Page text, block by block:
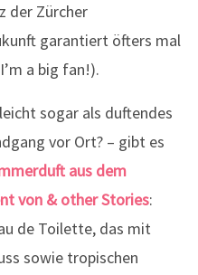
der Zürcher
garantiert öfters mal
a big fan!).
sogar als duftendes
vor Ort? – gibt es
aus dem
von & other Stories:
de Toilette, das mit
sowie tropischen